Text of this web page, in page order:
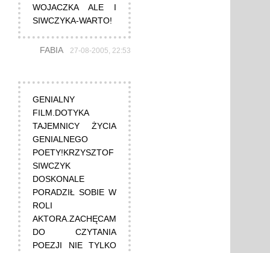
WOJACZKA ALE I
SIWCZYKA-WARTO!
FABIA 27-08-2005, 22:53
GENIALNY
FILM.DOTYKA
TAJEMNICY ŻYCIA
GENIALNEGO
POETY!KRZYSZTOF
SIWCZYK
DOSKONALE
PORADZIŁ SOBIE W
ROLI
AKTORA.ZACHĘCAM
DO CZYTANIA
POEZJI NIE TYLKO